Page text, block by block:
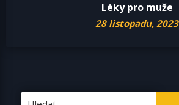
Léky pro muže
28 listopadu, 2023
Vyhledávání